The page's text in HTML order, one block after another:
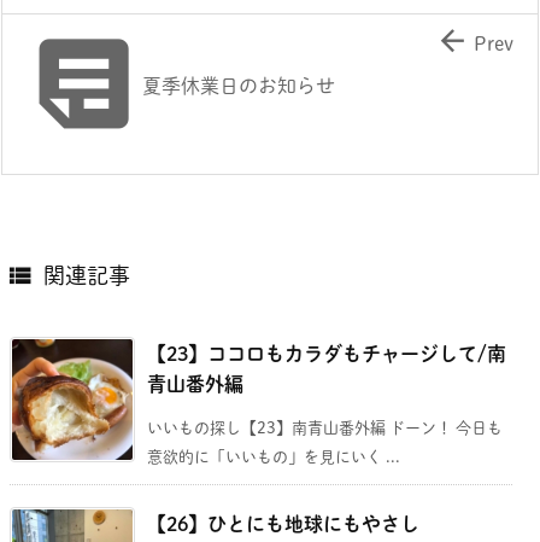
夏季休業日のお知らせ
 Prev
 関連記事
【23】ココロもカラダもチャージして/南
青山番外編
いいもの探し【23】南青山番外編 ドーン！ 今日も
意欲的に「いいもの」を見にいく ...
【26】ひとにも地球にもやさし